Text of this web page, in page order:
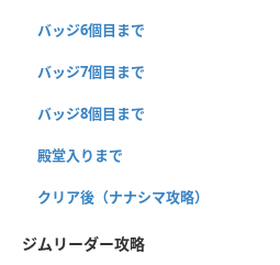
バッジ6個目まで
バッジ7個目まで
バッジ8個目まで
殿堂入りまで
クリア後（ナナシマ攻略）
ジムリーダー攻略